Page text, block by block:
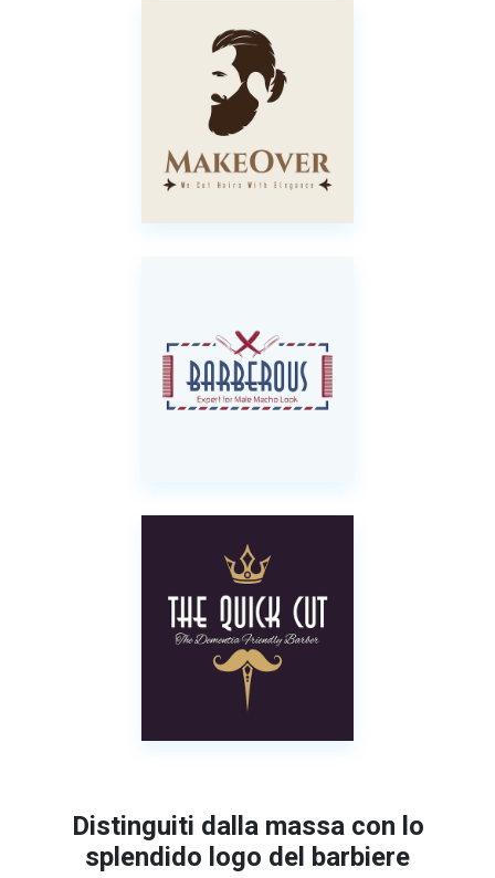
Distinguiti dalla massa con lo
splendido logo del barbiere